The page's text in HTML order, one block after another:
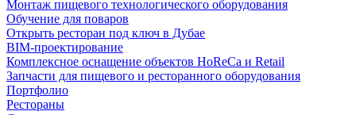
Монтаж пищевого технологического оборудования
Обучение для поваров
Открыть ресторан под ключ в Дубае
BIM-проектирование
Комплексное оснащение объектов HoReCa и Retail
Запчасти для пищевого и ресторанного оборудования
Портфолио
Рестораны